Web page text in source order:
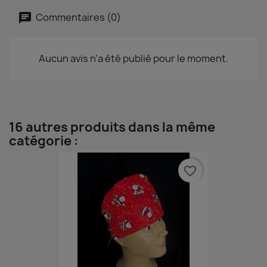
Commentaires (0)
Aucun avis n'a été publié pour le moment.
16 autres produits dans la même
catégorie :
favorite_border